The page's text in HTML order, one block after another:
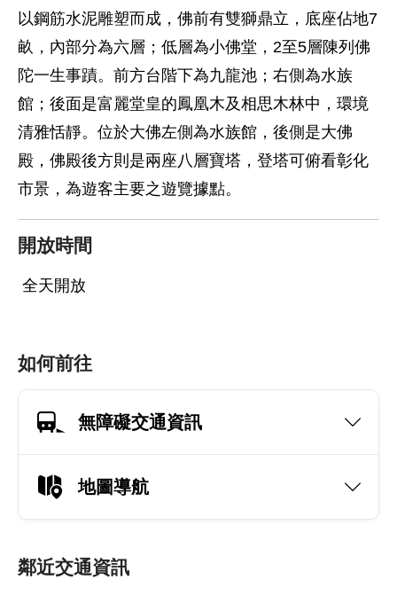
以鋼筋水泥雕塑而成，佛前有雙獅鼎立，底座佔地7
畝，內部分為六層；低層為小佛堂，2至5層陳列佛
陀一生事蹟。前方台階下為九龍池；右側為水族
館；後面是富麗堂皇的鳳凰木及相思木林中，環境
清雅恬靜。位於大佛左側為水族館，後側是大佛
殿，佛殿後方則是兩座八層寶塔，登塔可俯看彰化
市景，為遊客主要之遊覽據點。
開放時間
全天開放
如何前往
無障礙交通資訊
地圖導航
鄰近交通資訊